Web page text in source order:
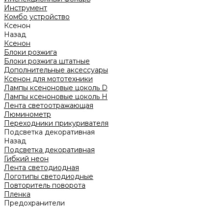
Инструмент
Комбо устройство
Ксенон
Назад
Ксенон
Блоки розжига
Блоки розжига штатные
Дополнительные аксессуары
Ксенон для мототехники
Лампы ксеноновые цоколь D
Лампы ксеноновые цоколь H
Лента светоотражающая
Люминометр
Переходники прикуривателя
Подсветка декоративная
Назад
Подсветка декоративная
Гибкий неон
Лента светодиодная
Логотипы светодиодные
Повторитель поворота
Пленка
Предохранители